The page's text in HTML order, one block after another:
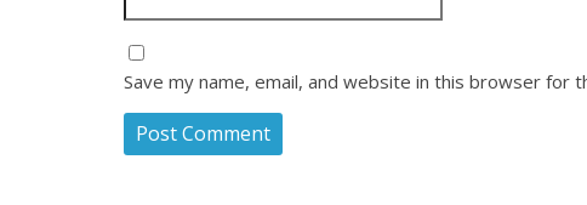
Save my name, email, and website in this browser for